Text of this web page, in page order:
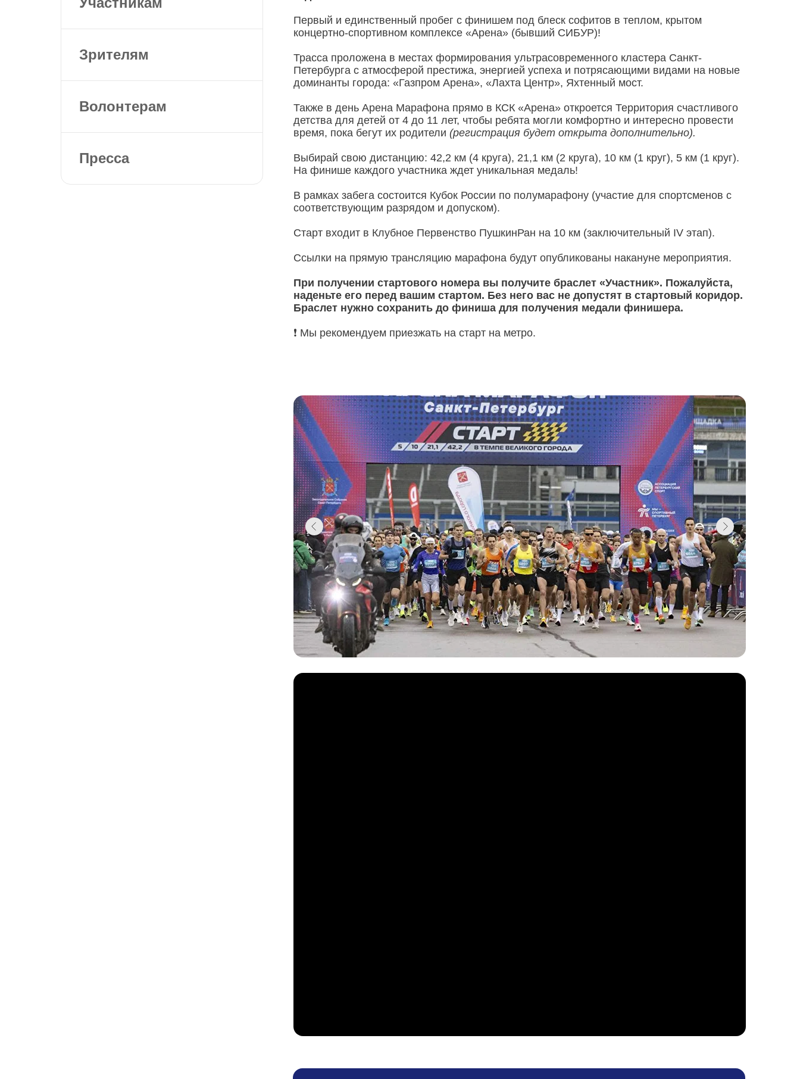
Первый и единственный пробег с финишем под блеск софитов в теплом, крытом
концертно-спортивном комплексе «Арена» (бывший СИБУР)!
Трасса проложена в местах формирования ультрасовременного кластера Санкт-
Петербурга с атмосферой престижа, энергией успеха и потрясающими видами на новые
доминанты города: «Газпром Арена», «Лахта Центр», Яхтенный мост.
Также в день Арена Марафона прямо в КСК «Арена» откроется Территория счастливого
детства для детей от 4 до 11 лет, чтобы ребята могли комфортно и интересно провести
время, пока бегут их родители (регистрация будет открыта дополнительно).
Выбирай свою дистанцию: 42,2 км (4 круга), 21,1 км (2 круга), 10 км (1 круг), 5 км (1 круг).
На финише каждого участника ждет уникальная медаль!
В рамках забега состоится Кубок России по полумарафону (участие для спортсменов с
соответствующим разрядом и допуском).
Старт входит в Клубное Первенство ПушкинРан на 10 км (заключительный IV этап).
Ссылки на прямую трансляцию марафона будут опубликованы накануне мероприятия.
При получении стартового номера вы получите браслет «Участник». Пожалуйста,
наденьте его перед вашим стартом. Без него вас не допустят в стартовый коридор.
Браслет нужно сохранить до финиша для получения медали финишера.
❗️ Мы рекомендуем приезжать на старт на метро.
Зрителям
Волонтерам
Пресса